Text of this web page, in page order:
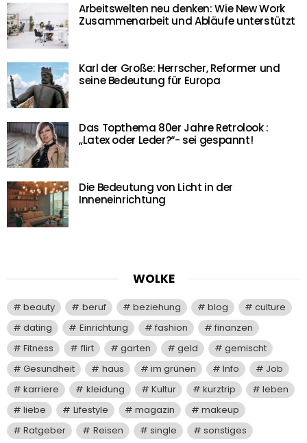
Arbeitswelten neu denken: Wie New Work
Zusammenarbeit und Abläufe unterstützt
Karl der Große: Herrscher, Reformer und
seine Bedeutung für Europa
Das Topthema 80er Jahre Retrolook :
„Latex oder Leder?“- sei gespannt!
Die Bedeutung von Licht in der
Inneneinrichtung
WOLKE
beauty beruf beziehung blog
culture
dating
Einrichtung fashion
finanzen
Fitness
flirt garten geld
gemischt
Gesundheit
haus im grünen Info
Job
karriere
kleidung Kultur kurztrip
leben
liebe
Lifestyle magazin
makeup
Ratgeber
Reisen single
sonstiges